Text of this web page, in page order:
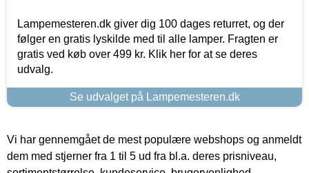
Lampemesteren.dk giver dig 100 dages returret, og der
følger en gratis lyskilde med til alle lamper. Fragten er
gratis ved køb over 499 kr. Klik her for at se deres
udvalg.
Se udvalget på Lampemesteren.dk
Vi har gennemgået de mest populære webshops og anmeldt
dem med stjerner fra 1 til 5 ud fra bl.a. deres prisniveau,